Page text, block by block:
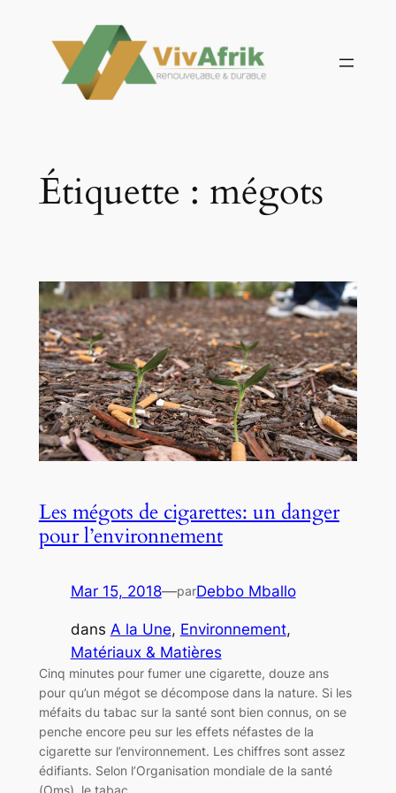
contenu
Étiquette : mégots
Les mégots de cigarettes: un danger
pour l’environnement
Mar 15, 2018—parDebbo Mballo
dans A la Une, Environnement
Matériaux & Matières
Cinq minutes pour fumer une cigarette, douze ans
pour qu’un mégot se décompose dans la nature. Si les
méfaits du tabac sur la santé sont bien connus, on se
penche encore peu sur les effets néfastes de la
cigarette sur l’environnement. Les chiffres sont assez
édifiants. Selon l’Organisation mondiale de la santé